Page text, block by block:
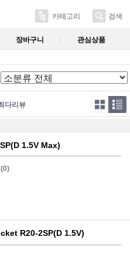
카테고리 검색
장바구니 관심상품
다리뷰
1.5V Max)
(0)
R20-2SP(D 1.5V)